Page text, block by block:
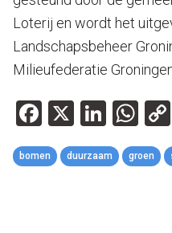
Loterij en wordt het
Landschapsbeheer
Milieufederatie
Facebook
X
bomen duurzaam groen